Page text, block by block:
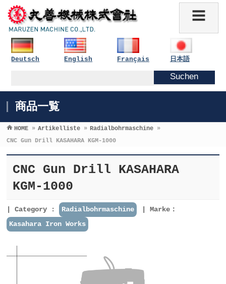
Deutsch English Français 日本語
商品一覧
HOME » Artikelliste » Radialbohrmaschine »
CNC Gun Drill KASAHARA KGM-1000
CNC Gun Drill KASAHARA
KGM-1000
Category : Radialbohrmaschine
Marke：
Kasahara Iron Works